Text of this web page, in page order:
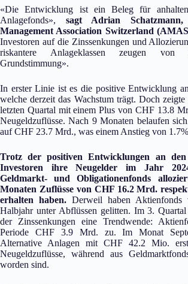
«Die Entwicklung ist ein Beleg für
Anlagefonds», sagt Adrian
Management Association Switzerland
Investoren auf die Zinssenkungen und
riskantere Anlageklassen zeugen von
Grundstimmung».
In erster Linie ist es die positive Entwicklung
welche derzeit das Wachstum trägt. Doch
letzten Quartal mit einem Plus von CHF 13.8
Neugeldzuflüsse. Nach 9 Monaten belaufen
auf CHF 23.7 Mrd., was einem Anstieg von
Trotz der positiven Entwicklungen an
Investoren ihre Neugelder im Jahr
Geldmarkt- und Obligationenfonds
Monaten Zuflüsse von CHF 16.2 Mrd.
erhalten haben. Derweil haben
Halbjahr unter Abflüssen gelitten. Im 3.
der Zinssenkungen eine Trendwende:
Periode CHF 3.9 Mrd. zu. Im Monat
Alternative Anlagen mit CHF 42.2 Mio.
Neugeldzuflüsse, während aus
worden sind.